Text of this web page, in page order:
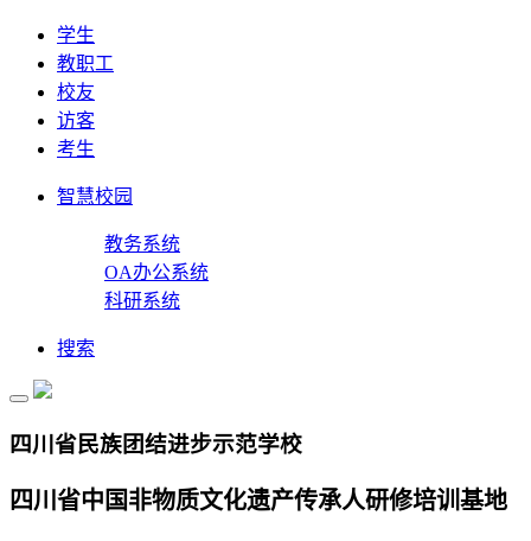
学生
教职工
校友
访客
考生
智慧校园
教务系统
OA办公系统
科研系统
搜索
四川省民族团结进步示范学校
四川省中国非物质文化遗产传承人研修培训基地